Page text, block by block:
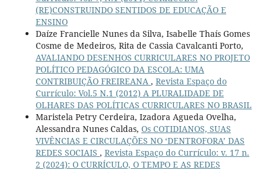
(RE)CONSTRUINDO SENTIDOS DE EDUCAÇÃO E
ENSINO
Daíze Francielle Nunes da Silva, Isabelle Thaís Gomes
Cosme de Medeiros, Rita de Cassia Cavalcanti Porto,
AVALIANDO DESENHOS CURRICULARES NO PROJETO
POLÍTICO PEDAGÓGICO DA ESCOLA: UMA
CONTRIBUIÇÃO FREIREANA , Revista Espaço do
Currículo: Vol.5 N.1 (2012) A PLURALIDADE DE
OLHARES DAS POLÍTICAS CURRICULARES NO BRASIL
Maristela Petry Cerdeira, Izadora Agueda Ovelha,
Alessandra Nunes Caldas, Os COTIDIANOS, SUAS
VIVÊNCIAS E CIRCULAÇÕES NO ‘DENTROFORA’ DAS
REDES SOCIAIS , Revista Espaço do Currículo: v. 17 n.
2 (2024): O CURRÍCULO, O TEMPO E AS REDES